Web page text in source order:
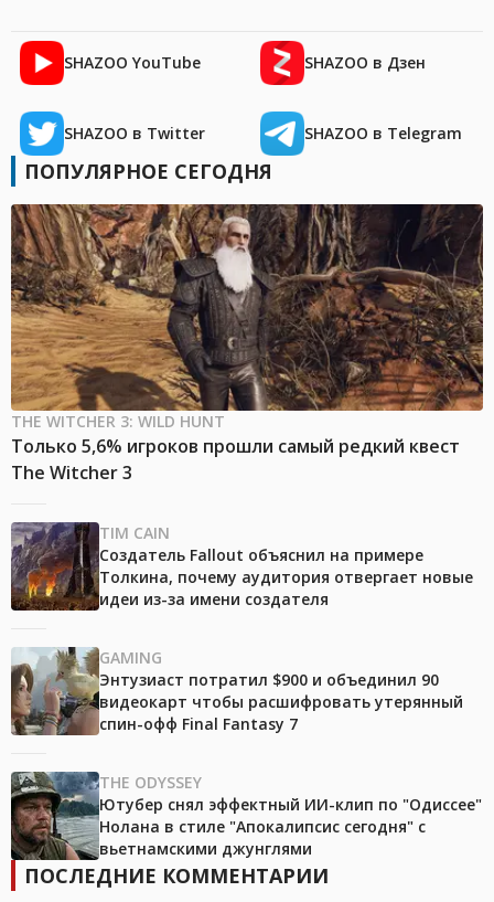
SHAZOO YouTube SHAZOO в Дзен
SHAZOO в Twitter SHAZOO в Telegram
ПОПУЛЯРНОЕ СЕГОДНЯ
THE WITCHER 3: WILD HUNT
Только 5,6% игроков прошли самый редкий квест
The Witcher 3
TIM CAIN
Создатель Fallout объяснил на примере
Толкина, почему аудитория отвергает новые
идеи из-за имени создателя
GAMING
Энтузиаст потратил $900 и объединил 90
видеокарт чтобы расшифровать утерянный
спин-офф Final Fantasy 7
THE ODYSSEY
Ютубер снял эффектный ИИ-клип по "Одиссее"
Нолана в стиле "Апокалипсис сегодня" с
вьетнамскими джунглями
ПОСЛЕДНИЕ КОММЕНТАРИИ